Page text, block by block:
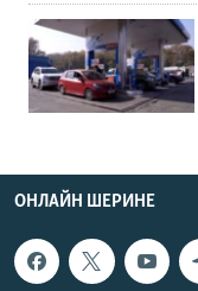
ОНЛАЙН ШЕРИНЕ